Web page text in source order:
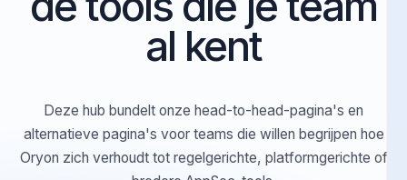
de tools die je team
al kent
Deze hub bundelt onze head-to-head-pagina's en
alternatieve pagina's voor teams die willen begrijpen hoe